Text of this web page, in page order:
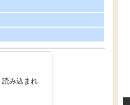
み込まれ